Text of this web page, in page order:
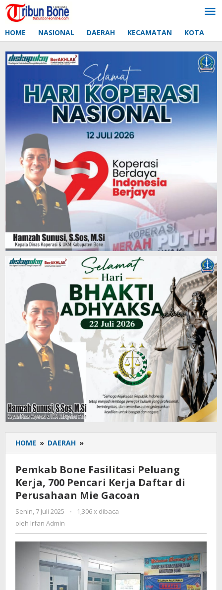
Lewati
ke
HOME NASIONAL DAERAH KECAMATAN KOTA
HOME » DAERAH »
Bone
Fasilitasi
Peluang
Kerja,
700
Kerja
di
Mie
Gacoan
Pemkab Bone Fasilitasi Peluang
Kerja, 700 Pencari Kerja Daftar di
Perusahaan Mie Gacoan
Senin, 7 Juli 2025
oleh
-
1,306 x dibaca
oleh Irfan Admin